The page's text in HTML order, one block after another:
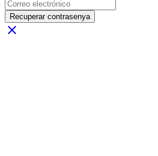
Recuperar contrasenya
close